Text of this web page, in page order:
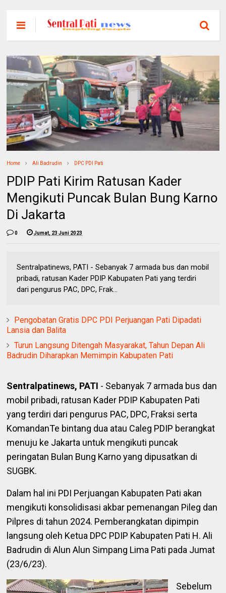
Home Ali Badrudin DPC PDI Pati
PDIP Pati Kirim Ratusan Kader
Mengikuti Puncak Bulan Bung Karno
Di Jakarta
0 Jumat, 23 Juni 2023
Sentralpatinews, PATI - Sebanyak 7 armada bus dan mobil
pribadi, ratusan Kader PDIP Kabupaten Pati yang terdiri
dari pengurus PAC, DPC, Frak...
Pengobatan Gratis DPC PDI Perjuangan Pati Dipadati
Lansia dan Balita
Turun Langsung Ditengah Masyarakat, Tahun Depan Ali
Badrudin Diharapkan Memimpin Kabupaten Pati
Sentralpatinews, PATI - Sebanyak 7 armada bus dan
mobil pribadi, ratusan Kader PDIP Kabupaten Pati
yang terdiri dari pengurus PAC, DPC, Fraksi serta
KomandanTe bintang dua atau Caleg PDIP berangkat
menuju ke Jakarta untuk mengikuti puncak
peringatan Bulan Bung Karno yang dipusatkan di
SUGBK.
Dalam hal ini PDI Perjuangan Kabupaten Pati akan
mengikuti konsolidisasi akbar pemenangan Pileg dan
Pilpres di tahun 2024. Pemberangkatan dipimpin
langsung oleh Ketua DPC PDIP Kabupaten Pati H. Ali
Badrudin di Alun Alun Simpang Lima Pati pada Jumat
(23/6/23).
Sebelum